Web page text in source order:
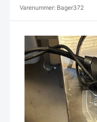
Varenummer: Bager372